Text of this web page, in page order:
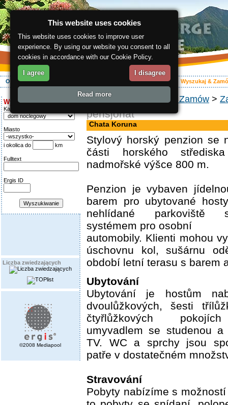
O regionie Aktywnie Zakwaterowanie Wyszukaj &
Wyszukiwanie:
Kategoria
Miasto
i okolica do km
Fulltext
Ergis ID
Liczba zwiedzających
©2008 Mediapool
ergis.cz Wyszukaj & Zamów >
pensjonat
Chata Koruna
Stylový horský penzion se
části horského
nadmořské výšce 800 m.
Penzion je vybaven
barem pro ubytované
nehlídané parkoviště
systémem pro osobní
automobily. Klienti mohou
úschovnu kol, sušárnu
období letní terasu s barem
Ubytování
Ubytování je hostům
dvoulůžkových, šesti
čtyřlůžkových
umyvadlem se studenou
TV. WC a sprchy jsou
patře v dostatečném
Stravování
Pobyty nabízíme s
This website uses cookies
This website uses cookies to improve user
experience. By using our website you consent to all
cookies in accordance with our Cookie Policy.
I agree I disagree
Read more